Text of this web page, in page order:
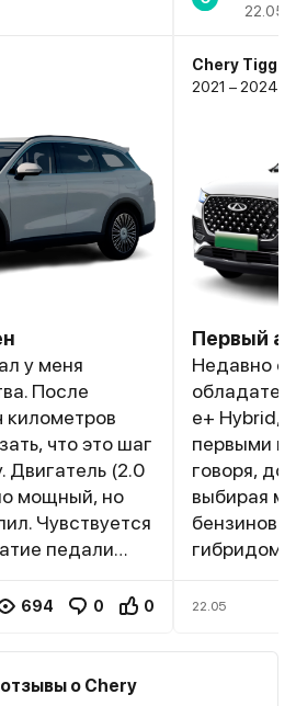
у меня
После
километров
что это шаг
Двигатель (2.0
мощный, но
Чувствуется
педали
работает
Расход
достаточно
694 0 0
Chery Tiggo
2021 – 2024, I
Первый
Недавно
e+ Hybrid,
первыми
говоря,
выбирая
гибридом,
Внешний
Машина
22.05
о Chery